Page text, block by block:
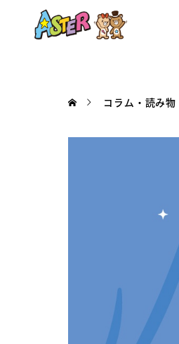
コラム・読み物